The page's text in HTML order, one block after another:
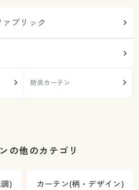
ブリック
防炎カーテン
の他のカテゴリ
) カーテン(柄・デザイン)